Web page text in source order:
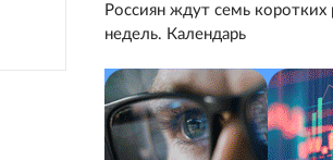
Россиян ждут семь коротких
недель. Календарь